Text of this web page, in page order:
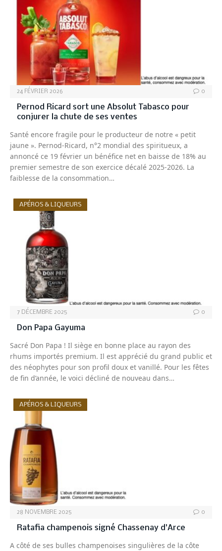
24 FÉVRIER 2026 0
Pernod Ricard sort une Absolut Tabasco pour
conjurer la chute de ses ventes
Santé encore fragile pour le producteur de notre « petit
jaune ». Pernod-Ricard, n°2 mondial des spiritueux, a
annoncé ce 19 février un bénéfice net en baisse de 18% au
premier semestre de son exercice décalé 2025-2026. La
faiblesse de la consommation…
APÉROS & LIQUEURS
7 DÉCEMBRE 2025 0
Don Papa Gayuma
Sacré Don Papa ! Il siège en bonne place au rayon des
rhums importés premium. Il est apprécié du grand public et
des néophytes pour son profil doux et vanillé. Pour les fêtes
de fin d’année, le voici décliné de nouveau dans…
APÉROS & LIQUEURS
28 NOVEMBRE 2025 0
Ratafia champenois signé Chassenay d’Arce
A côté de ses bulles champenoises singulières de la côte